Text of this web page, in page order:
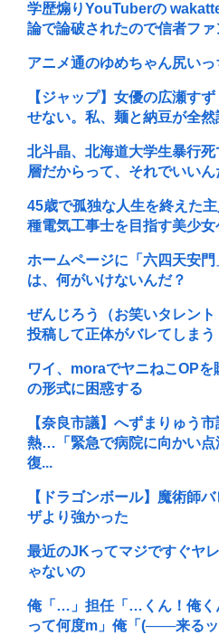
学歴煽りYouTuberの
論で論破されたので信者ファ
アニメ通のゆめちゃん尻い
【ジャップ】女優の広瀬す
せない。私、麺と納豆が全然
北斗晶、北海道大学生暴行
層だからって、それでいいん
45歳で孤独な人生を終えた
種電気工事士を目指す美少
ホームページに「六四天安
は、何がいけないんだ？
ぜんじろう（お笑いタレン
投稿して正体がバレてしまう
ワイ、moraでヤニねこOP
の形式に困惑する
【奈良市議】へずまりゅう
熱…「緊急で病院に向かい点
復...
【ドラゴンボール】魔術師
ザより強かった
最近のJKってマジですぐヤ
ゃないの
俺「…」担任「…くん！俺く
って何度m」俺「(───来るッ